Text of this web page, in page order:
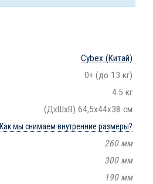
Cybex (Китай)
0+ (до 13 кг)
4.5 кг
(ДхШхВ) 64,5х44х38 см
Как мы снимаем внутренние размеры?
260 мм
300 мм
190 мм